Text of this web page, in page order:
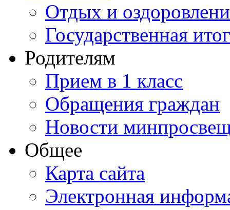
Отдых и
Государственная
Родителям
Прием в 1 класс
Обращения граждан
Новости
Общее
Карта сайта
Электронная